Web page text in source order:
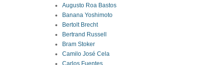
Augusto Roa Bastos
Banana Yoshimoto
Bertolt Brecht
Bertrand Russell
Bram Stoker
Camilo José Cela